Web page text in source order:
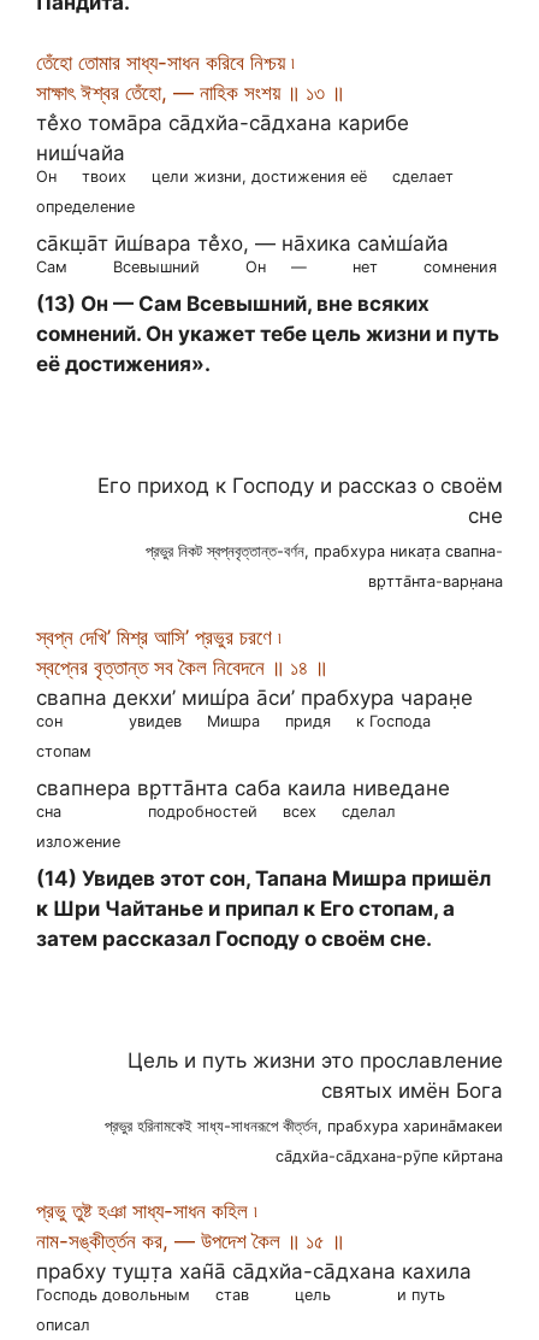
তেঁহো তোমার সাধ্য-সাধন করিবে নিশ্চয় ৷
সাক্ষাৎ ঈশ্বর তেঁহো, — নাহিক সংশয় ॥ ১৩ ॥
те̐хо тома̄ра са̄дхйа-са̄дхана карибе
ниш́чайа
Он твоих цели жизни, достижения её
сделает
определение
са̄кш̣а̄т ӣш́вара те̐хо, — на̄хика сам̇ш́айа
Сам Всевышний Он — нет сомнения
(13) Он — Сам Всевышний, вне всяких
сомнений. Он укажет тебе цель жизни и путь
её достижения».
Его приход к Господу и рассказ о своём
сне
প্রভুর নিকট স্বপ্নবৃত্তান্ত-বর্ণন, прабхура никат̣а свапна-
вр̣тта̄нта-варн̣ана
স্বপ্ন দেখি’ মিশ্র আসি’ প্রভুর চরণে ৷
স্বপ্নের বৃত্তান্ত সব কৈল নিবেদনে ॥ ১৪ ॥
свапна декхи’ миш́ра а̄си’ прабхура чаран̣е
сон увидев Мишра придя
к Господа
стопам
свапнера вр̣тта̄нта саба каила ниведане
сна подробностей всех
сделал
изложение
(14) Увидев этот сон, Тапана Мишра пришёл
к Шри Чайтанье и припал к Его стопам, а
затем рассказал Господу о своём сне.
Цель и путь жизни это прославление
святых имён Бога
প্রভুর হরিনামকেই সাধ্য-সাধনরূপে কীর্ত্তন, прабхура харина̄макеи
са̄дхйа-са̄дхана-рӯпе кӣртана
প্রভু তুষ্ট হঞা সাধ্য-সাধন কহিল ৷
নাম-সঙ্কীর্ত্তন কর, — উপদেশ কৈল ॥ ১৫ ॥
прабху туш̣т̣а хан̃а̄ са̄дхйа-са̄дхана кахила
Господь довольным став цель
и путь
описал